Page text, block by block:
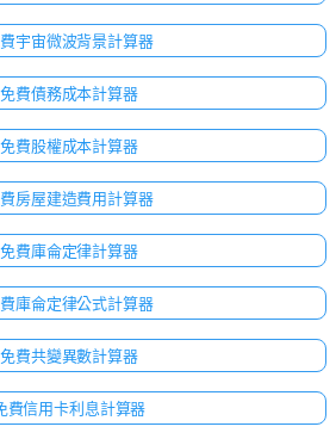
宇宙微波背景計算器
免費債務成本計算器
免費股權成本計算器
房屋建造費用計算器
免費庫侖定律計算器
庫侖定律公式計算器
免費共變異數計算器
費信用卡利息計算器